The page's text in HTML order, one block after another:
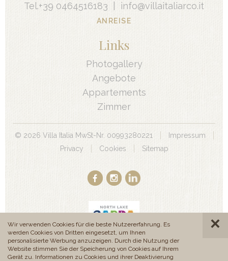
Wir verwenden Cookies für die beste Nutzererfahrung. Es
werden Cookies von Dritten eingesetzt, um Ihnen
personalisierte Werbung anzuzeigen. Durch die Nutzung der
Website stimmen Sie der Speicherung von Cookies auf Ihrem
Gerät zu. Informationen zu Cookies und ihrer Deaktivierung
Tel.+39 0464516183 info@villaitaliarco.it
ANREISE
Links
Photogallery
Angebote
Appartements
Zimmer
© 2026 Villa Italia MwSt-Nr. 00993280221
Impressum
Privacy
Cookies Sitemap
produced by